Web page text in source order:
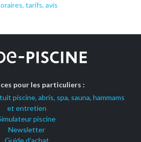
tarifs, avis
pour les particuliers :
piscine, abris, spa, sauna, hammams
et entretien
piscine
Newsletter
Guide d'achat